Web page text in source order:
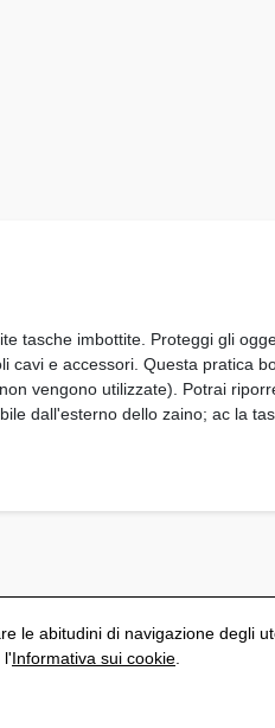
tasche imbottite. Proteggi gli
e accessori. Questa pratica
vengono utilizzate). Potrai
dall'esterno dello zaino; ac la
abitudini di navigazione degli
l'Informativa sui cookie